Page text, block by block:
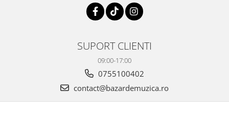
SUPORT CLIENTI
09:00-17:00
0755100402
contact@bazardemuzica.ro